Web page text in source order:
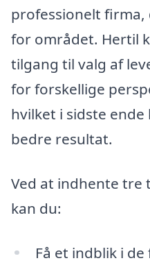
professionelt
for området. Hertil
tilgang til valg af
for forskellige
hvilket i sidste
bedre resultat.
Ved at indhente tre
kan du:
Få et indblik i